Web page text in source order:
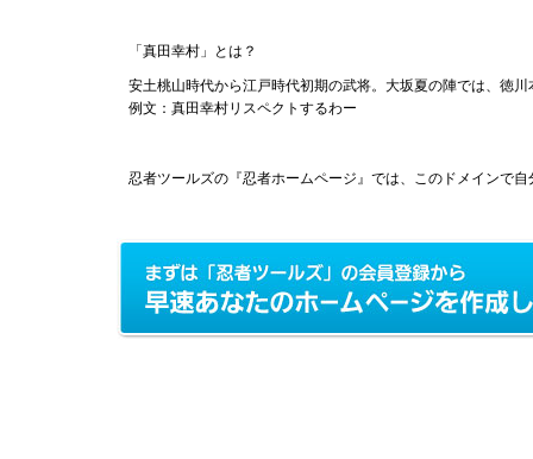
「真田幸村」とは？
安土桃山時代から江戸時代初期の武将。大坂夏の陣では、徳
例文：真田幸村リスペクトするわー
忍者ツールズの『忍者ホームページ』では、このドメインで